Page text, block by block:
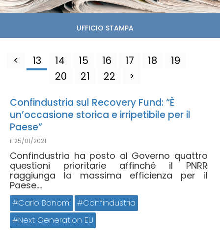
UFFICIO STAMPA
< 13 14 15 16 17 18
19
20
21 22 >
Confindustria sul Recovery Fund: “È
un’occasione storica e irripetibile per il
Paese”
il 25/01/2021
Confindustria ha posto al Governo quattro
questioni prioritarie affinché il PNRR
raggiunga la massima efficienza per il
Paese....
Carlo Bonomi
Confindustria
Next Generation EU